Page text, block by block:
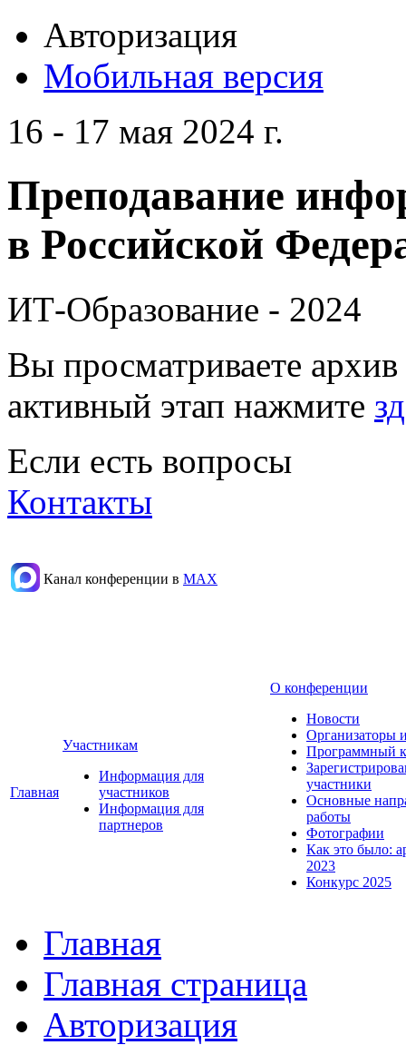
Авторизация
Мобильная версия
16 - 17 мая 2024 г.
Преподавание
в Российской
ИТ-Образование - 2024
Вы просматриваете
активный этап нажмите
Если есть вопросы
Контакты
Канал конференции в МАХ
Главная
Участникам
Информация для
участников
Информация для
партнеров
О конференции
Новости
Организаторы
Программный
участники
Основные
работы
Фотографии
Как это было:
2023
Конкурс 2025
Главная
Главная страница
Авторизация